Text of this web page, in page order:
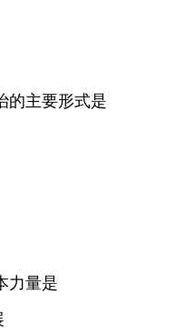
的主要形式是
力量是